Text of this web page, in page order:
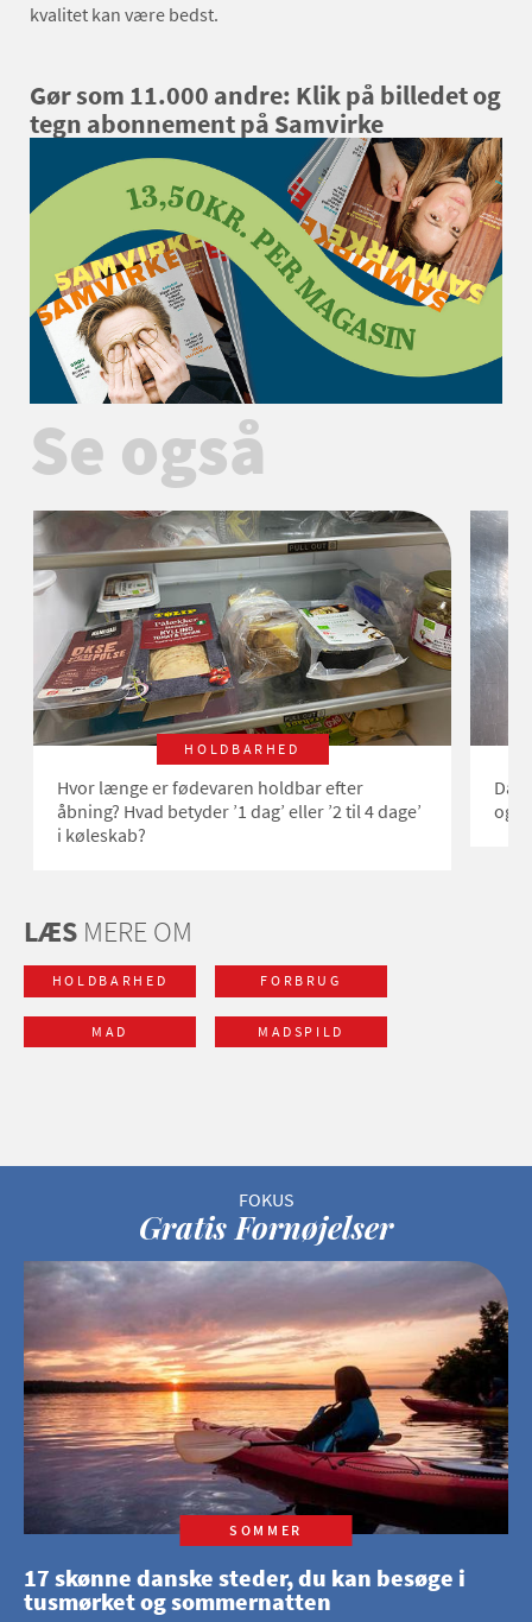
kvalitet kan være bedst.
Gør som 11.000 andre: Klik på billedet og
tegn abonnement på Samvirke
Se også
HOLDBARHED
Hvor længe er fødevaren holdbar efter
åbning? Hvad betyder ’1 dag’ eller ’2 til 4 dage’
i køleskab?
og
LÆS MERE OM
HOLDBARHED FORBRUG
MAD MADSPILD
Gratis Fornøjelser
SOMMER
17 skønne danske steder, du kan besøge i
tusmørket og sommernatten